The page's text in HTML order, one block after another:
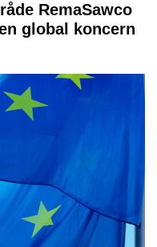
RemaSawco
global koncern